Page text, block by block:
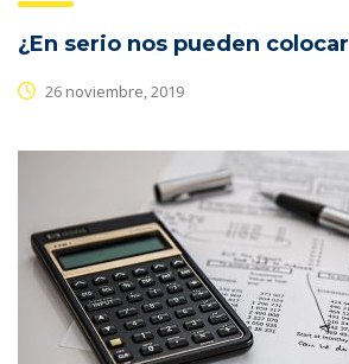
¿En serio nos pueden
26 noviembre, 2019